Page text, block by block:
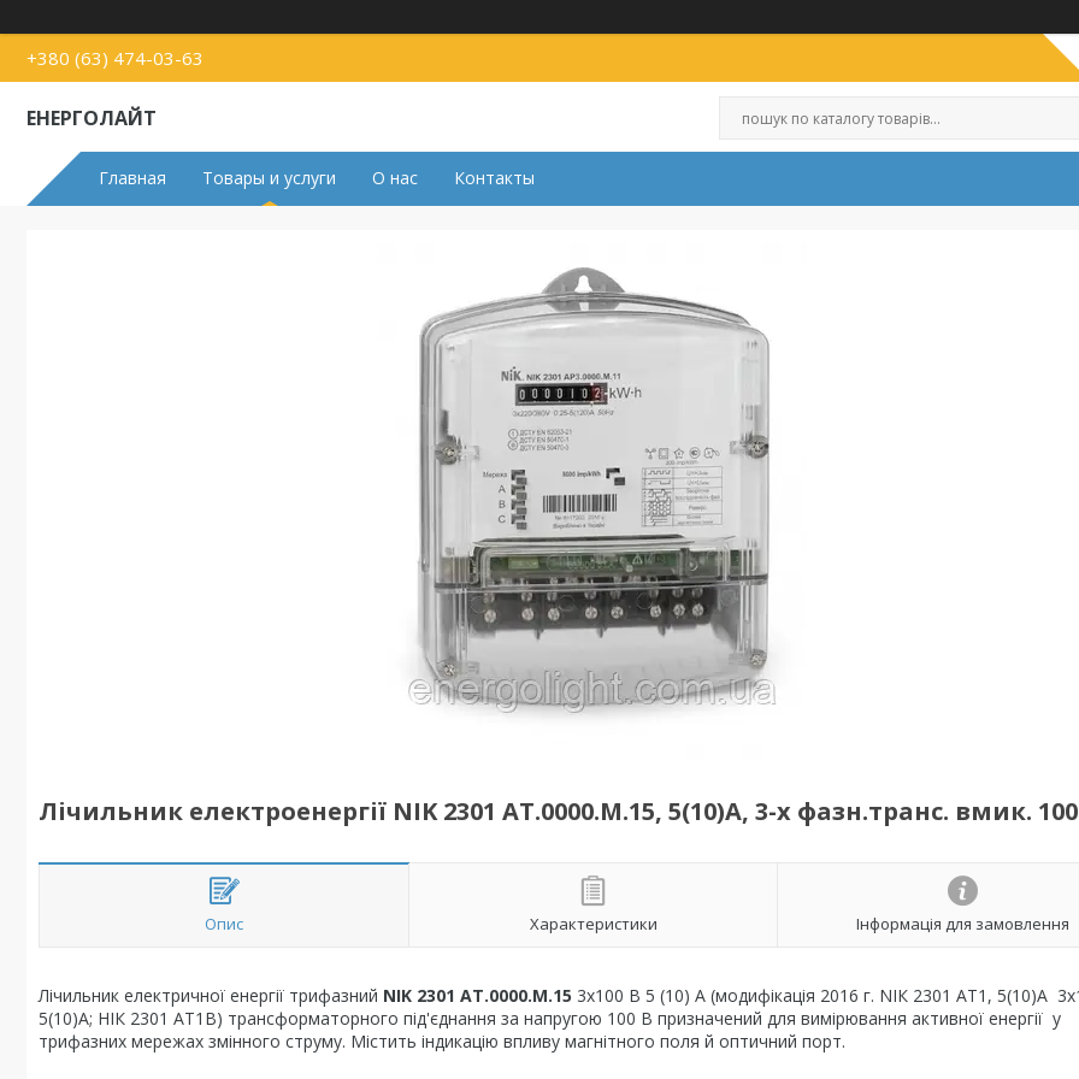
+380 (63) 474-03-63
ЕНЕРГОЛАЙТ
Главная Товары и услуги О нас Контакты
Лічильник електроенергії NIK 2301 AT.0000.М.15, 5(10)А, 3-х фазн.транс. вмик.
Опис Характеристики Інформація для замовлення
Лічильник електричної енергії трифазний NIK 2301 AT.0000.М.15 3х100 В 5 (10) А (модифікація 2016 г. NIК 2301 АТ1, 5(10)А
5(10)А; НІК 2301 АТ1В) трансформаторного під'єднання за напругою 100 В призначений для вимірювання активної енергії у
трифазних мережах змінного струму. Містить індикацію впливу магнітного поля й оптичний порт.